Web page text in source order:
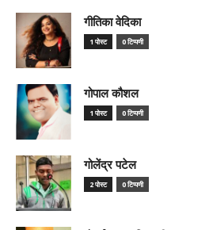
गीतिका वेदिका
1 पोस्ट 0 टिप्पणी
गोपाल कौशल
1 पोस्ट 0 टिप्पणी
गोलेंद्र पटेल
2 पोस्ट 0 टिप्पणी